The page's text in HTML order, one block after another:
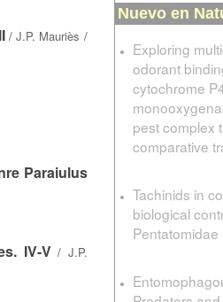
/J.P. Mauriès /
Paraiulus
IV-V/ J.P.
Nuevo en
Exploring
odorant
cytochrome
pest complex
comparative
Tachinids in
biological
Pentatomidae